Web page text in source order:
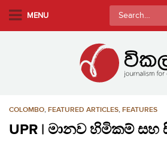
MENU
Search
for:
COLOMBO, FEATURED ARTICLES, FEATURES
UPR | මානව හිමිකම් සහ